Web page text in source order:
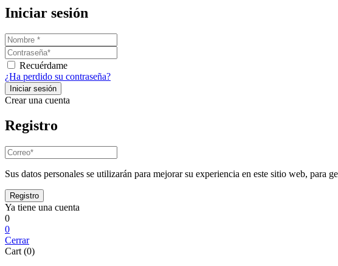
Iniciar sesión
Recuérdame
¿Ha perdido su contraseña?
Crear una cuenta
Registro
Sus datos personales se utilizarán para mejorar su experiencia en este sitio web, para
Ya tiene una cuenta
0
0
Cerrar
Cart (0)